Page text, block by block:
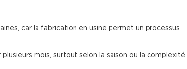
car la fabrication en usine permet un processus
plusieurs mois, surtout selon la saison ou la complexité